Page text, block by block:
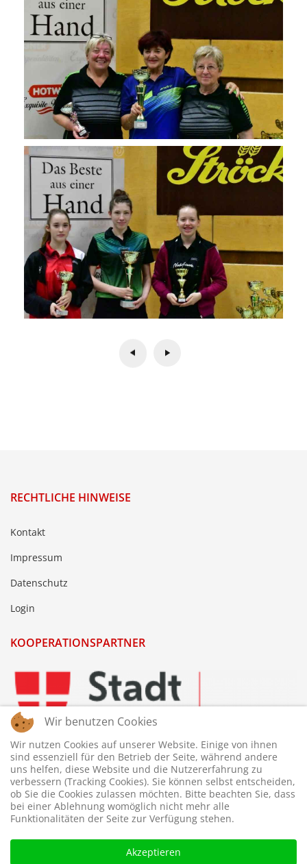
RECHTLICHE HINWEISE
Kontakt
Impressum
Datenschutz
Login
KOOPERATIONSPARTNER
Wir benutzen Cookies
Wir nutzen Cookies auf unserer Website. Einige von ihnen
sind essenziell für den Betrieb der Seite, während andere
uns helfen, diese Website und die Nutzererfahrung zu
verbessern (Tracking Cookies). Sie können selbst entscheiden,
ob Sie die Cookies zulassen möchten. Bitte beachten Sie, dass
bei einer Ablehnung womöglich nicht mehr alle
Funktionalitäten der Seite zur Verfügung stehen.
Akzeptieren